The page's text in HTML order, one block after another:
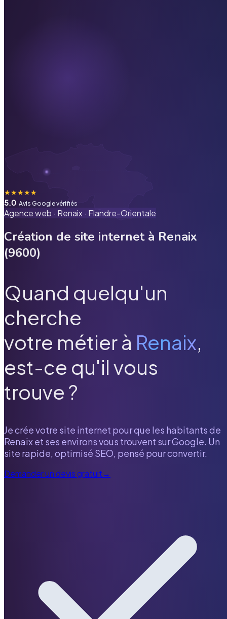
★★★★★
5.0· Avis Google vérifiés
Agence web · Renaix· Flandre-Orientale
Création de site internet à Renaix
(9600)
Quand quelqu'un
cherche
votre métier à Renaix,
est-ce qu'il vous
trouve ?
Je crée votre site internet pour que les habitants de
Renaixet ses environs vous trouvent sur Google. Un
site rapide, optimisé SEO, pensé pour convertir.
Demander un devis gratuit→